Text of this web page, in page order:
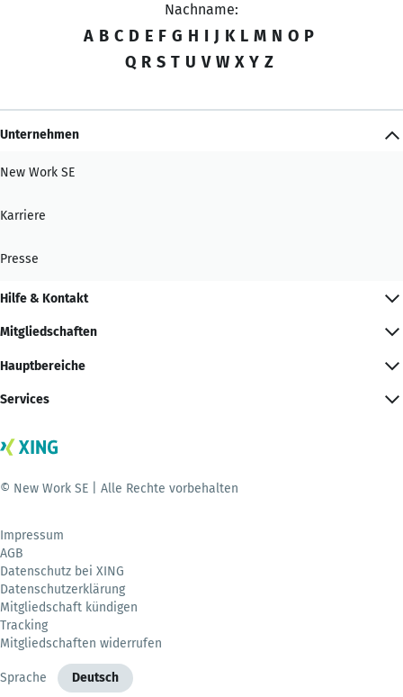
Nachname:
A B C D E F G H I J K L M N O P
Q R S T U V W X Y Z
Unternehmen
New Work SE
Karriere
Presse
Hilfe & Kontakt
Mitgliedschaften
Hauptbereiche
Services
© New Work SE | Alle Rechte vorbehalten
Impressum
AGB
Datenschutz bei XING
Datenschutzerklärung
Mitgliedschaft kündigen
Tracking
Mitgliedschaften widerrufen
Sprache Deutsch